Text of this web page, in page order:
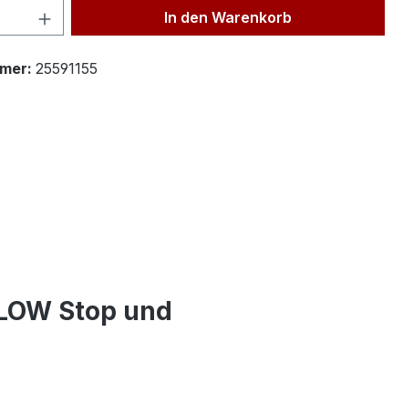
Anzahl: Gib den gewünschten Wert
In den Warenkorb
25591155
Stop und